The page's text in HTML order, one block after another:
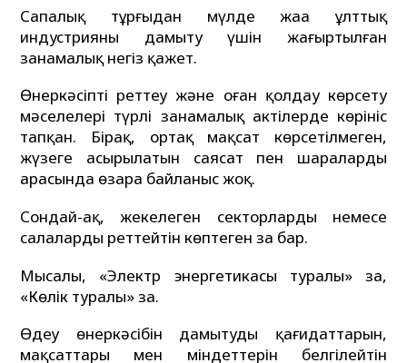
Сапалық тұрғыдан мүлде жаңа ұлттық
индустрияны дамыту үшін жаңғыртылған
заңнамалық негіз қажет.
Өнеркәсіпті реттеу және оған қолдау көрсету
мәселелері түрлі заңнамалық актілерде көрініс
тапқан. Бірақ, ортақ мақсат көрсетілмеген,
жүзеге асырылатын саясат пен шаралардың
арасында өзара байланыс жоқ.
Сондай-ақ, жекелеген секторларды немесе
салаларды реттейтін көптеген заң бар.
Мысалы, «Электр энергетикасы туралы» заң,
«Көлік туралы» заң.
Өңдеу өнеркәсібін дамытудың қағидаттарын,
мақсаттары мен міндеттерін белгілейтін